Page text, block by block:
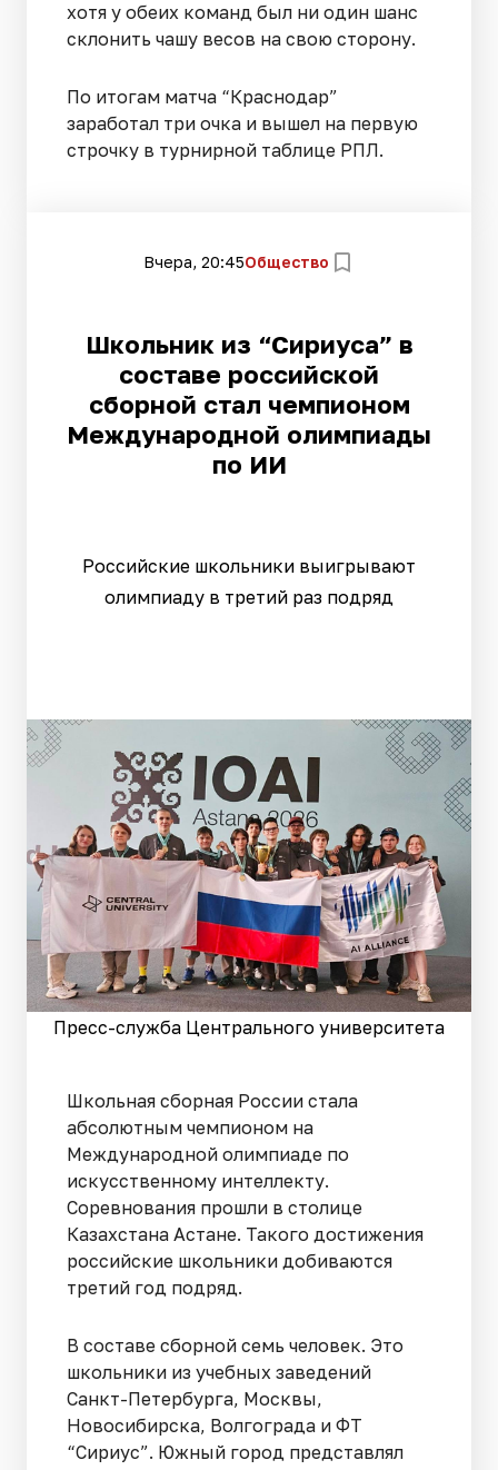
хотя у обеих команд был ни один шанс
склонить чашу весов на свою сторону.
По итогам матча “Краснодар”
заработал три очка и вышел на первую
строчку в турнирной таблице РПЛ.
Вчера, 20:45Общество
Школьник из “Сириуса” в
составе российской
сборной стал чемпионом
Международной олимпиады
по ИИ
Российские школьники выигрывают
олимпиаду в третий раз подряд
Пресс-служба Центрального университета
Школьная сборная России стала
абсолютным чемпионом на
Международной олимпиаде по
искусственному интеллекту.
Соревнования прошли в столице
Казахстана Астане. Такого достижения
российские школьники добиваются
третий год подряд.
В составе сборной семь человек. Это
школьники из учебных заведений
Санкт-Петербурга, Москвы,
Новосибирска, Волгограда и ФТ
“Сириус”. Южный город представлял